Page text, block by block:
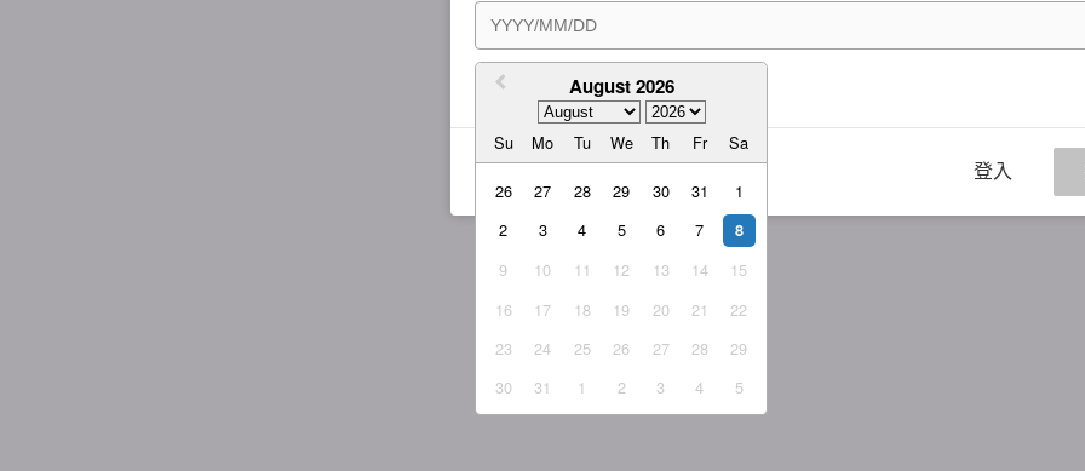
August 2026
Su Mo Tu We Th Fr Sa
26 27 28 29 30 31
1
2
3 4 5 6 7 8
9 10 11 12 13 14
15
16
17 18 19 20 21
22
23
24 25 26 27 28
29
30
31 1 2 3 4 5
我同意 服務條款與隱私權政策
登入